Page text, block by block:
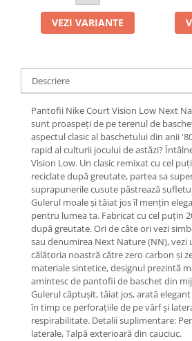
VEZI VARIANTE
Descriere
Pantofii Nike Court Vision Low Next
sunt proaspeți de pe terenul de
aspectul clasic al baschetului din anii
rapid al culturii jocului de astăzi?
Vision Low. Un clasic remixat cu cel
reciclate după greutate, partea sa
suprapunerile cusute păstrează
Gulerul moale și tăiat jos îl mențin
pentru lumea ta. Fabricat cu cel puțin
după greutate. Ori de câte ori vezi
sau denumirea Next Nature (NN), vezi
călătoria noastră către zero carbon și
materiale sintetice, designul prezintă
amintesc de pantofii de baschet din
Gulerul căptușit, tăiat jos, arată
în timp ce perforațiile de pe vârf și
respirabilitate. Detalii suplimentare:
laterale, Talpă exterioară din cauciuc.